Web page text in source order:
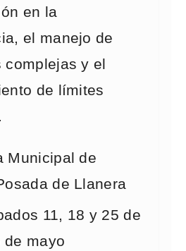
en la
el manejo de
complejas y el
de límites
Municipal de
de Llanera
11, 18 y 25 de
mayo